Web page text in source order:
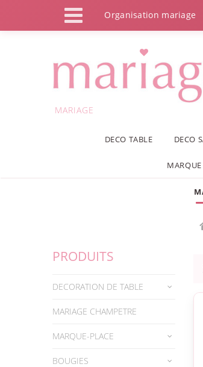
Organisation mariage
MARIAGE
DECO TABLE DECO
PRODUITS
DECORATION DE TABLE
MARIAGE CHAMPETRE
MARQUE-PLACE
BOUGIES
Panneau de gestion des cookies